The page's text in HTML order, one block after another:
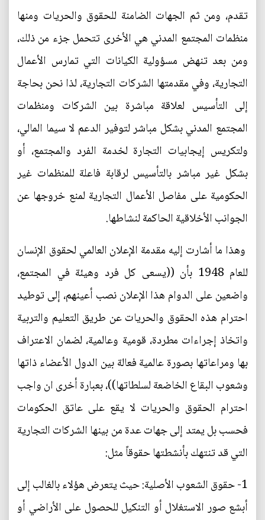
تقدم، ومن ثم الجهات الضامنة للحقوق والحريات ومنها
منظمات المجتمع المدني هي الأخرى تتحمل جزء من ذلك،
ومن بعد تنهض مسؤولية الكيانات التي تمارس الأعمال
التجارية، وفي مقدمتها الشركات التجارية، لذا نحن بحاجة
إلى التأسيس لعلاقة مباشرة بين الشركات ومنظمات
المجتمع المدني بشكل مباشر لتوفير الدعم لا سيما المالي،
ولتكريس إيجابيات التجارة لخدمة الفرد والمجتمع، أو
بشكل غير مباشر بالتأسيس لرقابة فاعلة للمنظمات غير
الحكومية على مفاصل الأعمال التجارية لمنع خروجها عن
الجوانب الأخلاقية الحاكمة لنشاطها.
وهذا ما أشارت إليه مقدمة الإعلان العالمي لحقوق الإنسان
للعام 1948 بأن ((يسعى كل فرد وهيئة في المجتمع،
واضعين على الدوام هذا الإعلان نصب أعينهم، إلى توطيد
احترام هذه الحقوق والحريات عن طريق التعليم والتربية
واتخاذ إجراءات مطردة، قومية وعالمية، لضمان الاعتراف
بها ومراعاتها بصورة عالمية فعالة بين الدول الأعضاء ذاتها
وشعوب البقاع الخاضعة لسلطاتها))، بعبارة أخرى ان واجب
احترام الحقوق والحريات لا يقع على عاتق الحكومات
فحسب بل يمتد إلى جهات عدة من بينها الشركات التجارية
التي قد تنتهك بأنشطتها حقوقاً مثل:
1- حقوق الشعوب الأصلية: حيث يتعرض هؤلاء بالغالب إلى
أبشع صور الاستغلال أو التنكيل للحصول على الأراضي أو